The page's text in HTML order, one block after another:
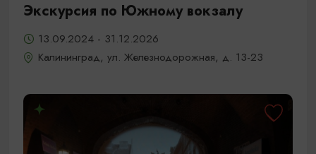
Экскурсия по Южному вокзалу
13.09.2024 - 31.12.2026
Калининград, ул. Железнодорожная, д. 13-23